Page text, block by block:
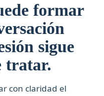
formar
sigue
tratar.
con claridad el